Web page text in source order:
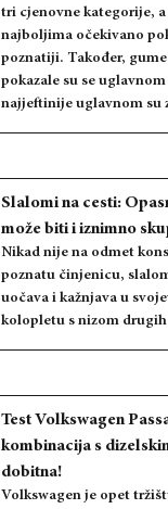
tri cjenovne kategorije, a
najboljima očekivano
poznatiji. Također,
pokazale su se
najjeftinije uglavnom su
Slalomi na cesti:
može biti i iznimno
Nikad nije na odmet
poznatu činjenicu,
uočava i kažnjava u
kolopletu s nizom
Test Volkswagen
kombinacija s
dobitna!
Volkswagen je opet